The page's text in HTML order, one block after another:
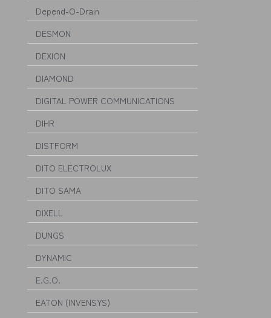
Depend-O-Drain
DESMON
DEXION
DIAMOND
DIGITAL POWER COMMUNICATIONS
DIHR
DISTFORM
DITO ELECTROLUX
DITO SAMA
DIXELL
DUNGS
DYNAMIC
E.G.O.
EATON (INVENSYS)